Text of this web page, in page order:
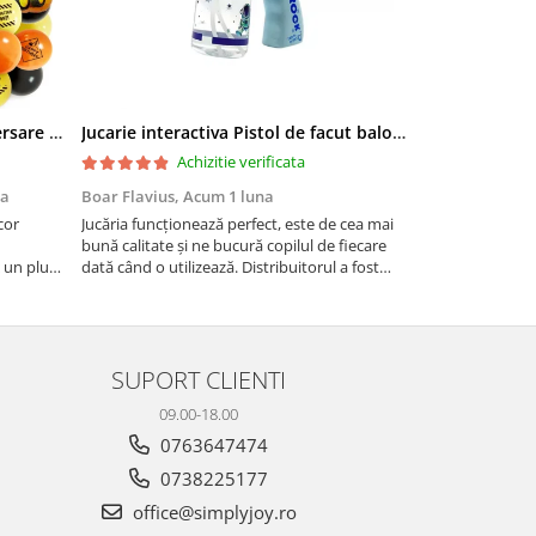
Set baloane si decoratiuni aniversare copii, Simply Joy®, La Multi Ani, pentru petrecerea copiilor cu tematica santierul de constructii, pentru baieti si fete, 71 piese, Galben
un plus
Jucarie interactiva Pistol de facut baloane cu sapun, Simply Joy, cu 72 de orificii si lumini, pentru fete si baieti, + 3 ani
Achizitie verificata
Boar Flavius, Acum 1 luna
Jucăria funcționează perfect, este de cea mai
bună calitate și ne bucură copilul de fiecare
dată când o utilizează. Distribuitorul a fost
am observat,
SUPORT CLIENTI
09.00-18.00
0763647474
0738225177
office@simplyjoy.ro